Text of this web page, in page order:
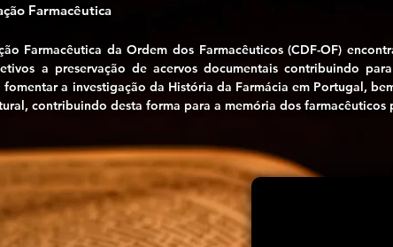
Farmacêutica
Farmacêutica da Ordem dos Farmacêuticos (CDF-OF)
a preservação de acervos documentais contribuindo
a investigação da História da Farmácia em Portugal,
contribuindo desta forma para a memória dos farmacêuticos